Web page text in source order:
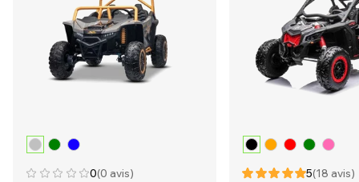
0(0 avis) 5(18 avis)